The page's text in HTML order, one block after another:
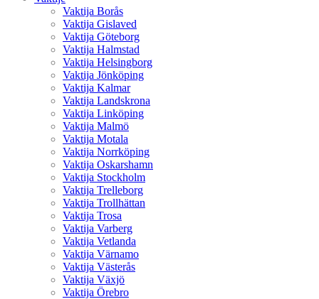
Vaktija Borås
Vaktija Gislaved
Vaktija Göteborg
Vaktija Halmstad
Vaktija Helsingborg
Vaktija Jönköping
Vaktija Kalmar
Vaktija Landskrona
Vaktija Linköping
Vaktija Malmö
Vaktija Motala
Vaktija Norrköping
Vaktija Oskarshamn
Vaktija Stockholm
Vaktija Trelleborg
Vaktija Trollhättan
Vaktija Trosa
Vaktija Varberg
Vaktija Vetlanda
Vaktija Värnamo
Vaktija Västerås
Vaktija Växjö
Vaktija Örebro